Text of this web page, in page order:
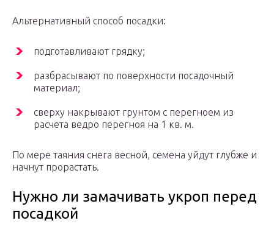
Альтернативный способ посадки:
подготавливают грядку;
разбрасывают по поверхности посадочный
материал;
сверху накрывают грунтом с перегноем из
расчета ведро перегноя на 1 кв. м.
По мере таяния снега весной, семена уйдут глубже и
начнут прорастать.
Нужно ли замачивать укроп перед
посадкой